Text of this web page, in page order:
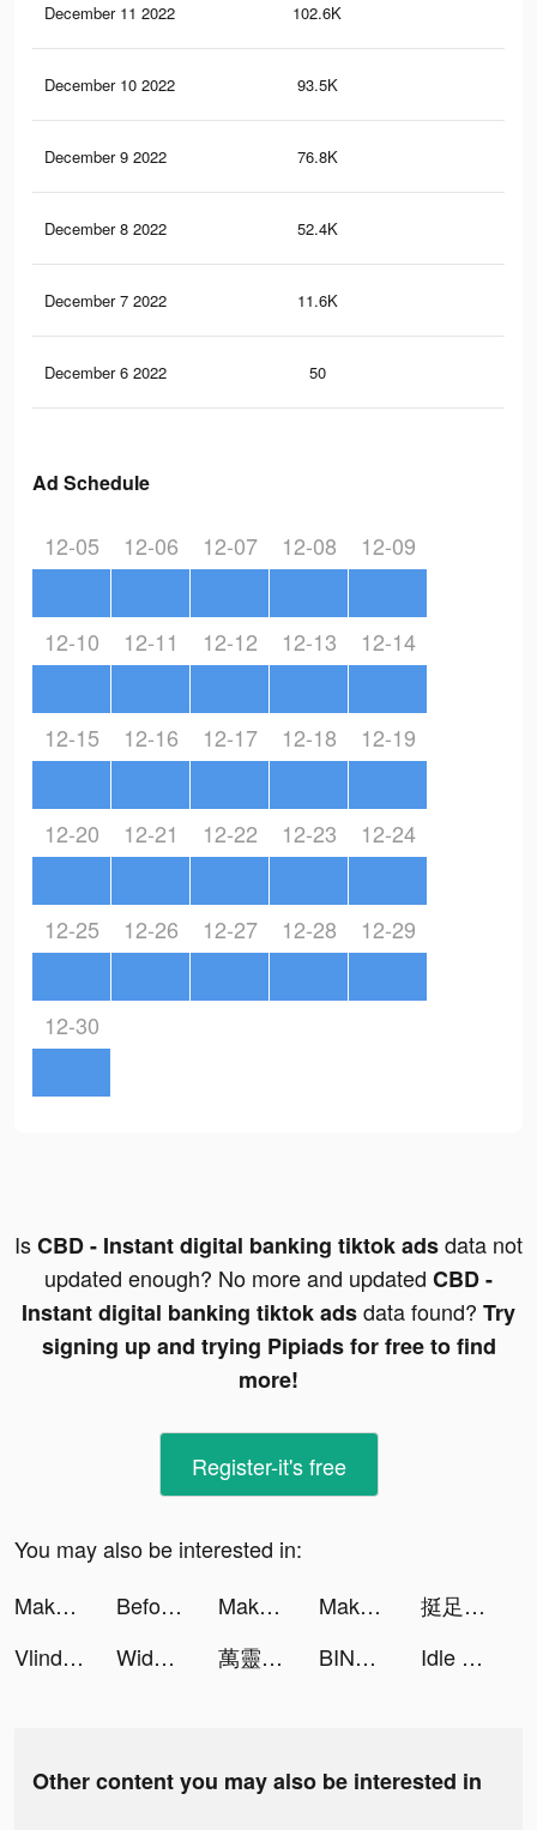
December 11 2022 102.6K
December 10 2022 93.5K
December 9 2022 76.8K
December 8 2022 52.4K
December 7 2022 11.6K
December 6 2022 50
Ad Schedule
12-05 12-06 12-07 12-08 12-09
12-10 12-11 12-12 12-13 12-14
12-15 12-16 12-17 12-18 12-19
12-20 12-21 12-22 12-23 12-24
12-25 12-26 12-27 12-28 12-29
12-30
IsCBD - Instant digital banking tiktok adsdata not
updated enough? No more and updated CBD -
Instant digital banking tiktok adsdata found? Try
signing up and trying Pipiads for free to find
more!
Register-it's free
You may also be interested in:
Makeover Studio: Makeup Games tiktok ads
Before/After Collage maker tiktok ads Makeover Studio: Makeup Games tiktok ads Makeover Studio: Makeup Games tiktok ads
挺足球-Foootball tiktok ads
Vlinder Princess - Dress Up Games tiktok ads
Widgets Kit Wallpapers & Icons tiktok ads 萬靈召喚師 tiktok ads BINK (บิ๊งค์) tiktok ads Idle Wonderland - Gzone tiktok ads
Other content you may also be interested in